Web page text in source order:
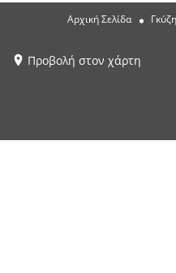
Αρχική Σελίδα
Προβολή στον χάρτη